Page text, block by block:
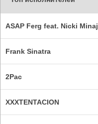
ASAP Ferg feat. Nicki Minaj
Frank Sinatra
2Pac
XXXTENTACION